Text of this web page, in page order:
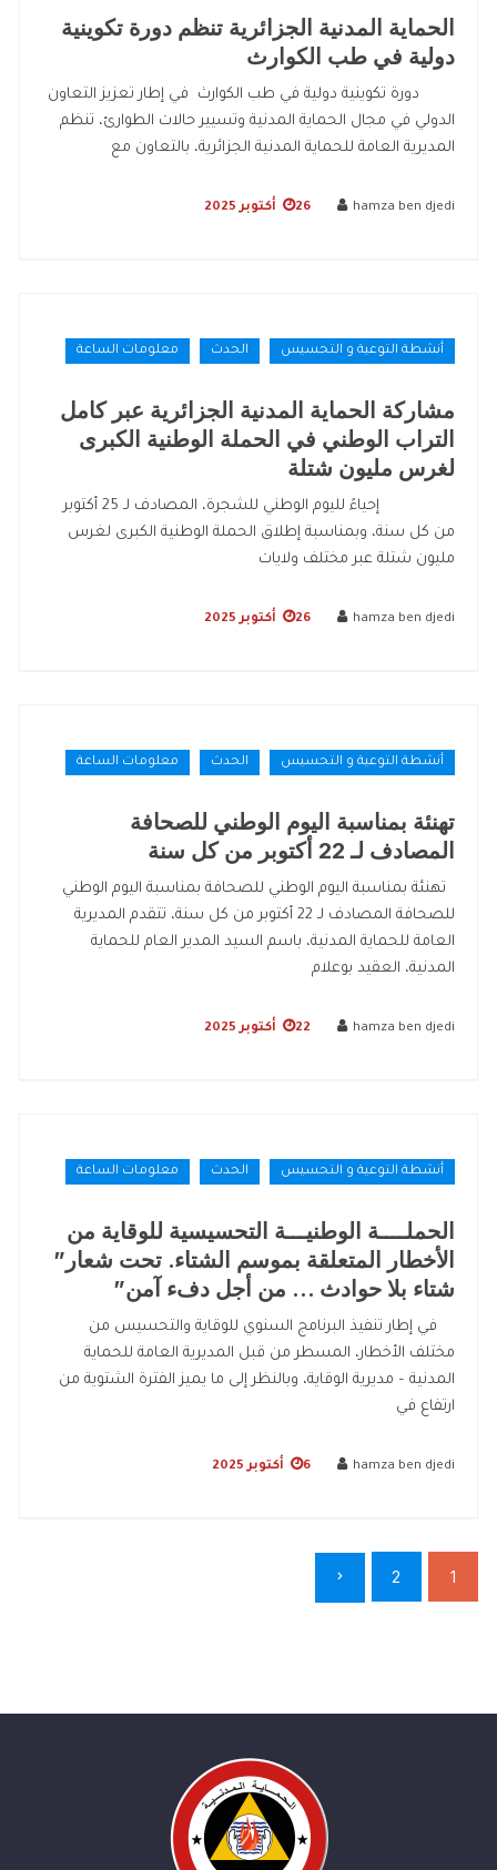
الحماية المدنية الجزائرية تنظم دورة تكوينية
دولية في طب الكوارث
دورة تكوينية دولية في طب الكوارث في إطار تعزيز التعاون
الدولي في مجال الحماية المدنية وتسيير حالات الطوارئ، تنظم
المديرية العامة للحماية المدنية الجزائرية، بالتعاون مع
hamza ben djedi 26 أكتوبر 2025
أنشطة التوعية و التحسيس الحدث معلومات الساعة
مشاركة الحماية المدنية الجزائرية عبر كامل
التراب الوطني في الحملة الوطنية الكبرى
لغرس مليون شتلة
إحياءً لليوم الوطني للشجرة، المصادف لـ 25 أكتوبر
من كل سنة، وبمناسبة إطلاق الحملة الوطنية الكبرى لغرس
مليون شتلة عبر مختلف ولايات
hamza ben djedi 26 أكتوبر 2025
أنشطة التوعية و التحسيس الحدث معلومات الساعة
تهنئة بمناسبة اليوم الوطني للصحافة
المصادف لـ 22 أكتوبر من كل سنة
تهنئة بمناسبة اليوم الوطني للصحافة بمناسبة اليوم الوطني
للصحافة المصادف لـ 22 أكتوبر من كل سنة، تتقدم المديرية
العامة للحماية المدنية، باسم السيد المدير العام للحماية
المدنية، العقيد بوعلام
hamza ben djedi 22 أكتوبر 2025
أنشطة التوعية و التحسيس الحدث معلومات الساعة
الحملــــة الوطنيـــة التحسيسية للوقاية من
الأخطار المتعلقة بموسم الشتاء. تحت شعار”
شتاء بلا حوادث … من أجل دفء آمن”
في إطار تنفيذ البرنامج السنوي للوقاية والتحسيس من
مختلف الأخطار، المسطر من قبل المديرية العامة للحماية
المدنية – مديرية الوقاية، وبالنظر إلى ما يميز الفترة الشتوية من
ارتفاع في
hamza ben djedi 6 أكتوبر 2025
1
2